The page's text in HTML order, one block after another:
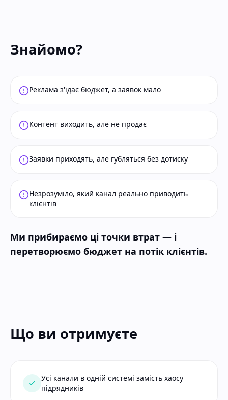
Знайомо?
Реклама з'їдає бюджет, а заявок мало
Контент виходить, але не продає
Заявки приходять, але губляться без дотиску
Незрозуміло, який канал реально приводить
клієнтів
Ми прибираємо ці точки втрат — і
перетворюємо бюджет на потік клієнтів.
Що ви отримуєте
Усі канали в одній системі замість хаосу
підрядників